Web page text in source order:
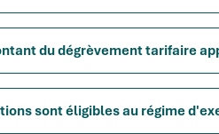
du dégrèvement tarifaire
sont éligibles au régime